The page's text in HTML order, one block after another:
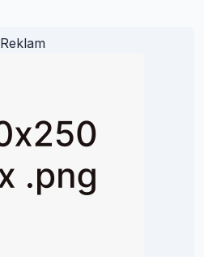
Reklam